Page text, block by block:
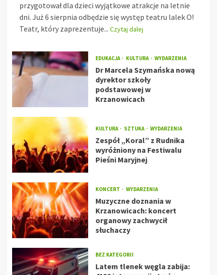
przygotował dla dzieci wyjątkowe atrakcje na letnie
dni. Już 6 sierpnia odbędzie się występ teatru lalek O!
Teatr, który zaprezentuje... Czytaj dalej
EDUKACJA KULTURA WYDARZENIA
Dr Marcela Szymańska nową
dyrektor szkoły
podstawowej w
Krzanowicach
KULTURA SZTUKA WYDARZENIA
Zespół „Koral” z Rudnika
wyróżniony na Festiwalu
Pieśni Maryjnej
KONCERT WYDARZENIA
Muzyczne doznania w
Krzanowicach: koncert
organowy zachwycił
słuchaczy
BEZ KATEGORII
Latem tlenek węgla zabija: